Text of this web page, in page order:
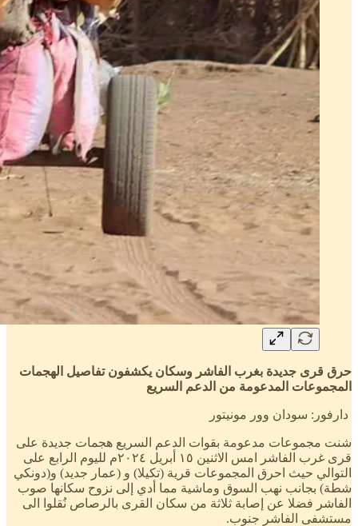
حرق قرى جديدة بغرب الفاشر وسكان يكشفون تفاصيل الهجمات
المجموعات المدعومة من الدعم السريع
دارفور: سودان وور مونيتور
شنت مجموعات مدعومة بقوات الدعم السريع هجمات جديدة على
قرى غرب الفاشر امس الاثنين ١٥ أبريل ٢٠٢٤م لليوم الرابع على
التوالي حيث احرق المجموعات قرية (تكيلا) و (عمار جديد) و(دونكي
شطة) بجانب نهب السوق وماشية مما أدي إلى نزوح سكانها صوب
الفاشر فضلا عن إصابة ثلاثة من سكان القرى بالرصاص نُقلوا الى
مستشفى الفاشر جنوب.